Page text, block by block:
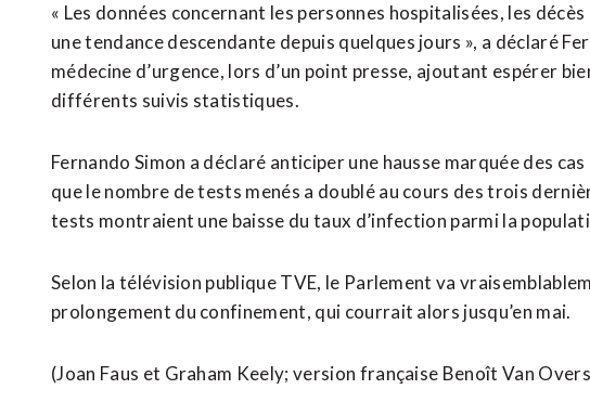
« Les données concernant les personnes hospitalisées, les
une tendance descendante depuis quelques jours », a déclaré
médecine d’urgence, lors d’un point presse, ajoutant espérer
différents suivis statistiques.
Fernando Simon a déclaré anticiper une hausse marquée des
que le nombre de tests menés a doublé au cours des trois
tests montraient une baisse du taux d’infection parmi la
Selon la télévision publique TVE, le Parlement va
prolongement du confinement, qui courrait alors jusqu’en mai.
(Joan Faus et Graham Keely; version française Benoît Van